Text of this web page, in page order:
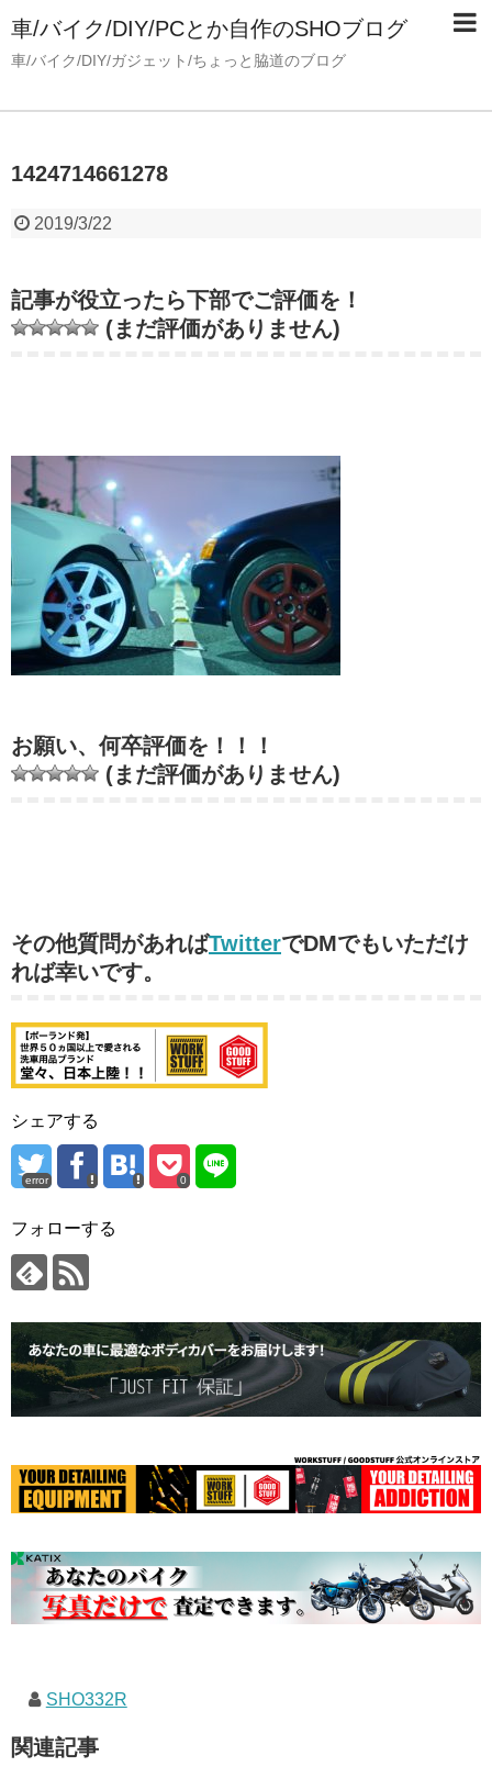
車/バイク/DIY/PCとか自作のSHOブログ
車/バイク/DIY/ガジェット/ちょっと脇道のブログ
1424714661278
2019/3/22
記事が役立ったら下部でご評価を！
(まだ評価がありません)
お願い、何卒評価を！！！
(まだ評価がありません)
その他質問があればTwitterでDMでもいただけ
れば幸いです。
シェアする
error 0
フォローする
SHO332R
関連記事